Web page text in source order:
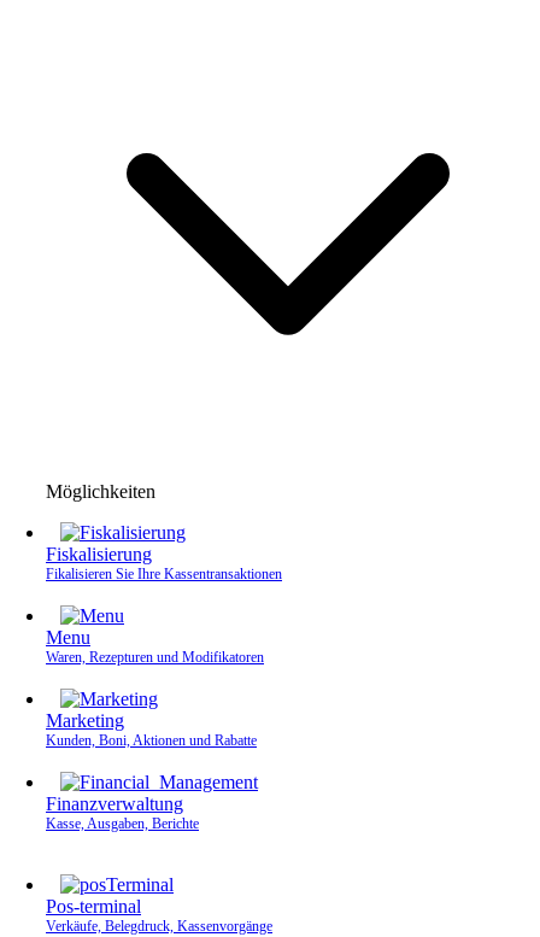
Möglichkeiten
Fiskalisierung
Fikalisieren Sie Ihre Kassen­transaktionen
Menu
Waren, Rezepturen und Modifikatoren
Marketing
Kunden, Boni, Aktionen und Rabatte
Finanzverwaltung
Kasse, Ausgaben, Berichte
Pos-terminal
Verkäufe, Belegdruck, Kassenvorgänge